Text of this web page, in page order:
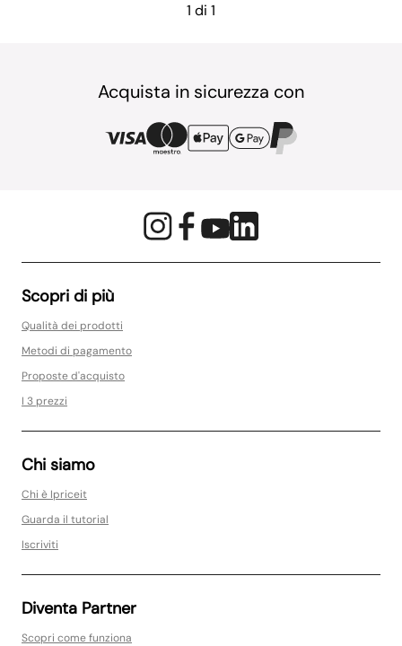
1 di 1
Acquista in sicurezza con
Scopri di più
Qualità dei prodotti
Metodi di pagamento
Proposte d'acquisto
I 3 prezzi
Chi siamo
Chi è Ipriceit
Guarda il tutorial
Iscriviti
Diventa Partner
Scopri come funziona